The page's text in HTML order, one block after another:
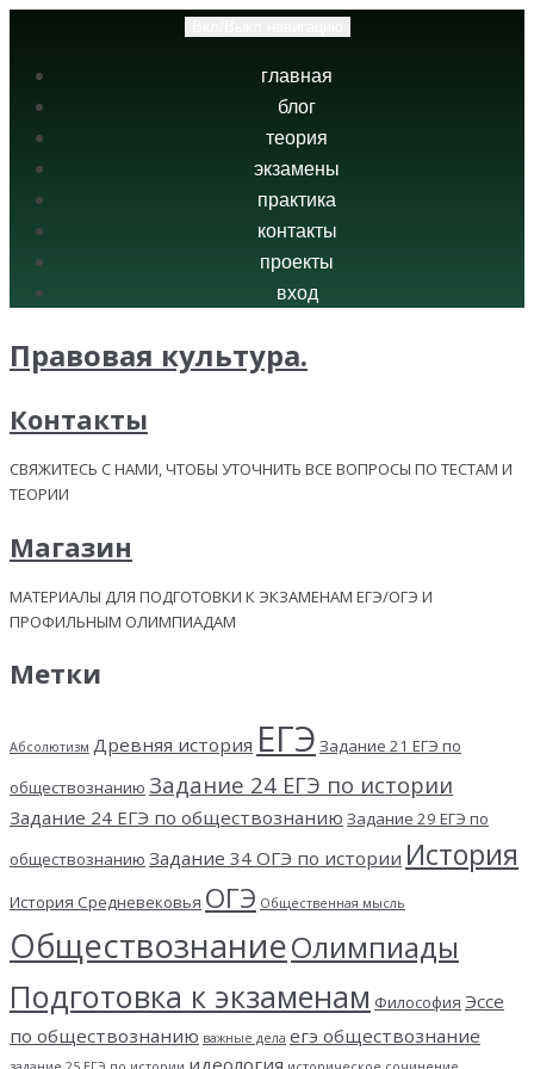
главная
блог
теория
экзамены
практика
контакты
проекты
вход
Правовая культура.
Контакты
СВЯЖИТЕСЬ С НАМИ, ЧТОБЫ УТОЧНИТЬ ВСЕ ВОПРОСЫ ПО ТЕСТАМ И
ТЕОРИИ
Магазин
МАТЕРИАЛЫ ДЛЯ ПОДГОТОВКИ К ЭКЗАМЕНАМ ЕГЭ/ОГЭ И
ПРОФИЛЬНЫМ ОЛИМПИАДАМ
Метки
Абсолютизм Древняя история ЕГЭ Задание 21 ЕГЭ по
обществознанию Задание 24 ЕГЭ по истории
Задание 24 ЕГЭ по обществознанию Задание 29 ЕГЭ по
обществознанию Задание 34 ОГЭ по истории История
История Средневековья ОГЭ Общественная мысль
ОбществознаниеОлимпиады
Подготовка к экзаменам Философия Эссе
по обществознанию важные дела егэ обществознание